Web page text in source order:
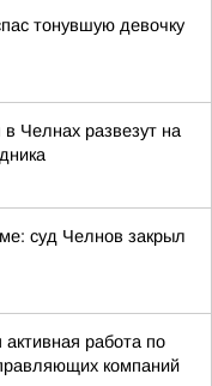
тонувшую девочку
Челнах развезут на
суд Челнов закрыл
работа по
компаний